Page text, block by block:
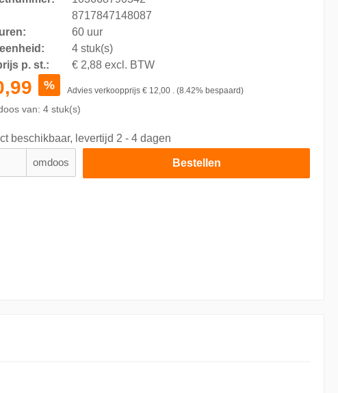
8717847148087
60 uur
4 stuk(s)
p. st.:
€ 2,88 excl. BTW
% Advies verkoopprijs € 12,00. (8.42% bespaard)
van: 4 stuk(s)
beschikbaar, levertijd 2 - 4 dagen
omdoos Bestellen